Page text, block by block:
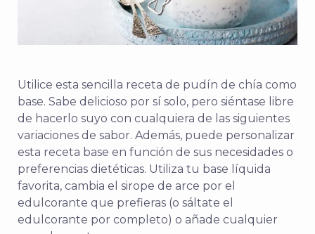
Utilice esta sencilla receta de pudín de chía como
base. Sabe delicioso por sí solo, pero siéntase libre
de hacerlo suyo con cualquiera de las siguientes
variaciones de sabor. Además, puede personalizar
esta receta base en función de sus necesidades o
preferencias dietéticas. Utiliza tu base líquida
favorita, cambia el sirope de arce por el
edulcorante que prefieras (o sáltate el
edulcorante por completo) o añade cualquier